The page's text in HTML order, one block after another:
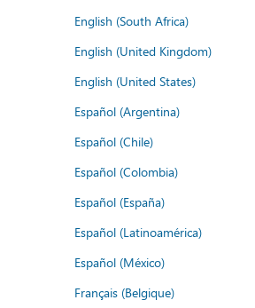
English (South Africa)
English (United Kingdom)
English (United States)
Español (Argentina)
Español (Chile)
Español (Colombia)
Español (España)
Español (Latinoamérica)
Español (México)
Français (Belgique)